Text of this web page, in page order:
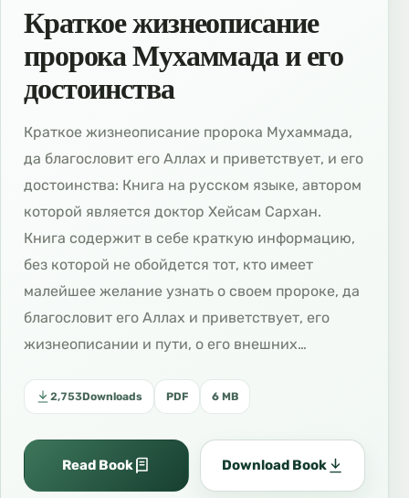
Краткое жизнеописание
пророка Мухаммада и его
достоинства
Краткое жизнеописание пророка Мухаммада,
да благословит его Аллах и приветствует, и его
достоинства: Книга на русском языке, автором
которой является доктор Хейсам Сархан.
Книга содержит в себе краткую информацию,
без которой не обойдется тот, кто имеет
малейшее желание узнать о своем пророке, да
благословит его Аллах и приветствует, его
жизнеописании и пути, о его внешних…
2,753Downloads PDF 6 MB
Read Book Download Book